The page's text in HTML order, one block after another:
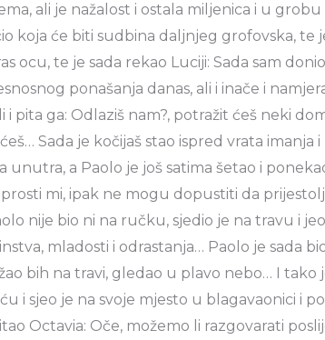
ali je nažalost i ostala miljenica i u
koja će biti sudbina daljnjeg grofovska, te
ocu, te je sada rekao Luciji: Sada sam
ponašanja danas, ali i inače i
i pita ga: Odlaziš nam?, potražit ćeš neki
Sada je kočijaš stao ispred vrata imanja i
unutra, a Paolo je još satima šetao i
mi, ipak ne mogu dopustiti da
nije bio ni na ručku, sjedio je na travu i
mladosti i odrastanja… Paolo je sada
bih na travi, gledao u plavo nebo… I tako
i sjeo je na svoje mjesto u blagavaonici i
Octavia: Oče, možemo li razgovarati